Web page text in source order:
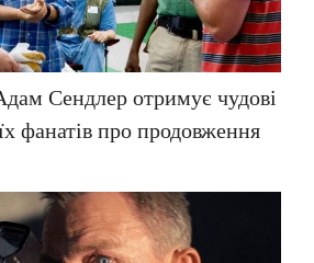
Сендлер отримує чудові
фанатів про продовження